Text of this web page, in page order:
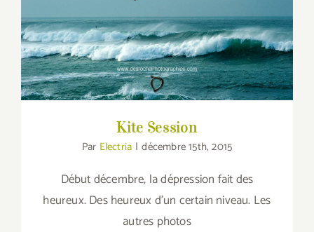
Kite Session
Kite Session
Par Electria | décembre 15th, 2015
Début décembre, la dépression fait des
heureux. Des heureux d'un certain niveau. Les
autres photos